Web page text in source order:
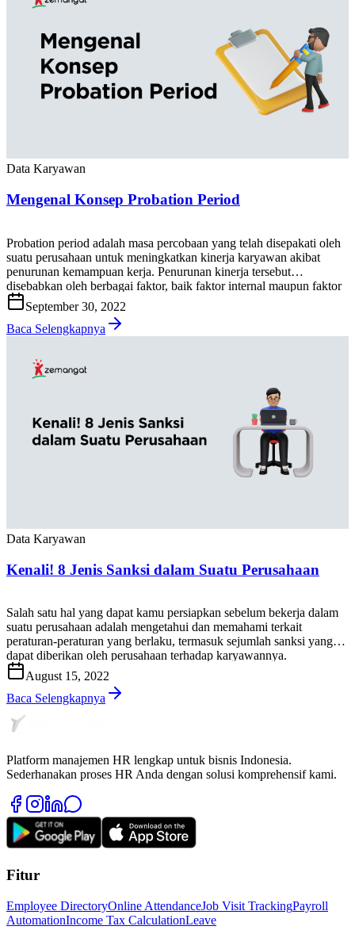
Data Karyawan
Mengenal Konsep Probation Period
Probation period adalah masa percobaan yang telah disepakati oleh
suatu perusahaan untuk meningkatkan kinerja karyawan akibat
penurunan kemampuan kerja. Penurunan kinerja tersebut
disebabkan oleh berbagai faktor, baik faktor internal maupun faktor
eksternal. Ketika seorang karyawan mengalami penurunan kinerja,
perusahaan biasanya akan melakukan sebuah upaya untuk
memprediksi kinerja karyawan di masa mendatang. Perusahaan
September 30, 2022
Baca Selengkapnya
Data Karyawan
Kenali! 8 Jenis Sanksi dalam Suatu Perusahaan
Salah satu hal yang dapat kamu persiapkan sebelum bekerja dalam
suatu perusahaan adalah mengetahui dan memahami terkait
peraturan-peraturan yang berlaku, termasuk sejumlah sanksi yang
dapat diberikan oleh perusahaan terhadap karyawannya.
Perusahaan akan memberikan sejumlah aturan untuk menciptakan
dan menjaga lingkungan kerja agar tetap aman dan nyaman.
Lingkungan kerja yang aman dan nyaman dapat mempengaruhi
kinerja […]
August 15, 2022
Baca Selengkapnya
Platform manajemen HR lengkap untuk bisnis Indonesia.
Sederhanakan proses HR Anda dengan solusi komprehensif kami.
Fitur
Employee DirectoryOnline AttendanceJob Visit TrackingPayroll
AutomationIncome Tax CalculationLeave